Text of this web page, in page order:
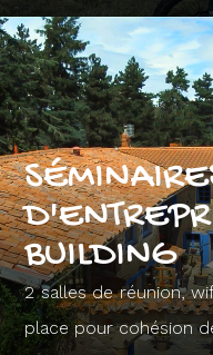
BUILDING
2 salles de réunion,
place pour cohésion